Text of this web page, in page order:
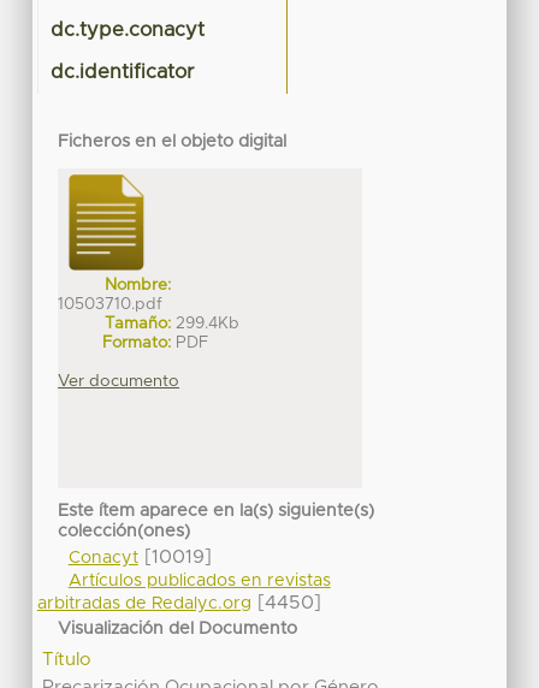
dc.type.conacyt
dc.identificator
Ficheros en el objeto digital
Nombre:
10503710.pdf
Tamaño: 299.4Kb
Formato: PDF
Ver documento
Este ítem aparece en la(s) siguiente(s)
colección(ones)
Conacyt[10019]
Artículos publicados en revistas
arbitradas de Redalyc.org
[4450]
Visualización del Documento
Título